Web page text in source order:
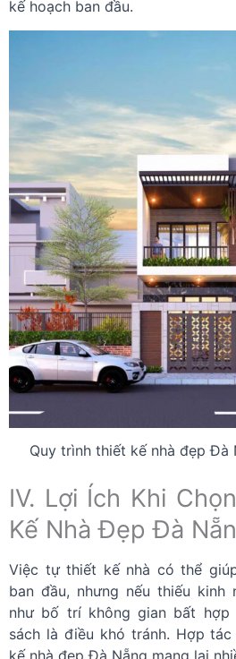
kế hoạch ban đầu.
Quy trình thiết kế nhà đẹp Đà
IV. Lợi Ích Khi
Kế Nhà Đẹp Đà
Việc tự thiết kế nhà có thể
ban đầu, nhưng nếu thiếu kinh
như bố trí không gian bất
sách là điều khó tránh. Hợp
kế nhà đẹp Đà Nẵng mang lại